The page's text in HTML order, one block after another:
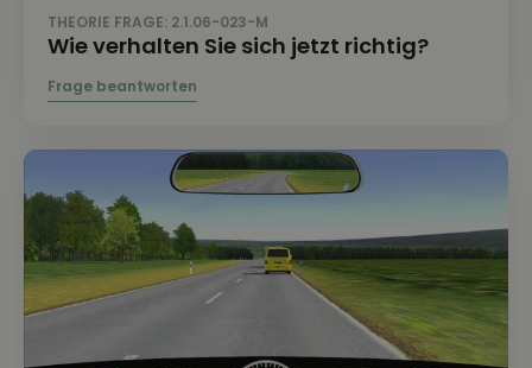
THEORIE FRAGE: 2.1.06-023-M
Wie verhalten Sie sich jetzt richtig?